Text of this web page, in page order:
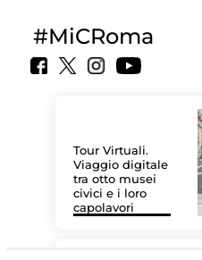
#MiCRoma
Tour Virtuali.
Viaggio digitale
tra otto musei
civici e i loro
capolavori